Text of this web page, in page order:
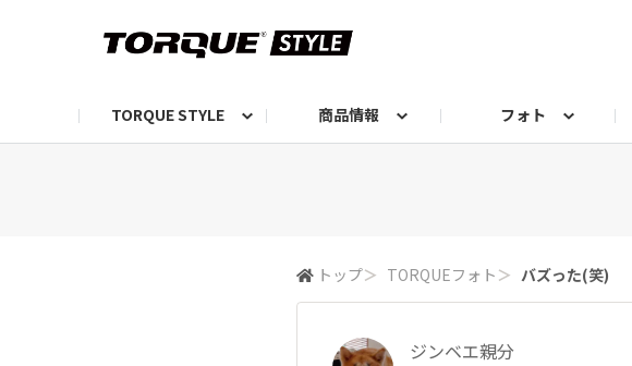
TORQUE STYLE 商品情報 フォト
トップ＞ TORQUEフォト ＞ バズった(笑)
ジンベエ親分